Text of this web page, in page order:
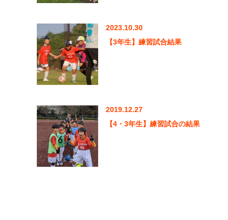
2023.10.30
【3年生】練習試合結果
2019.12.27
【4・3年生】練習試合の結果